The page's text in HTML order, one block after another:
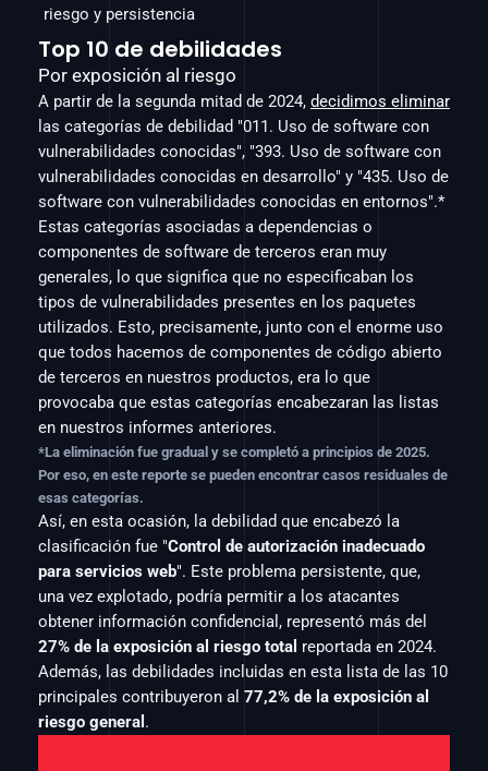
riesgo y persistencia
Top 10 de debilidades
Por exposición al riesgo
A partir de la segunda mitad de 2024, decidimos eliminar
las categorías de debilidad "011. Uso de software con
vulnerabilidades conocidas", "393. Uso de software con
vulnerabilidades conocidas en desarrollo" y "435. Uso de
software con vulnerabilidades conocidas en entornos".*
Estas categorías asociadas a dependencias o
componentes de software de terceros eran muy
generales, lo que significa que no especificaban los
tipos de vulnerabilidades presentes en los paquetes
utilizados. Esto, precisamente, junto con el enorme uso
que todos hacemos de componentes de código abierto
de terceros en nuestros productos, era lo que
provocaba que estas categorías encabezaran las listas
en nuestros informes anteriores.
*La eliminación fue gradual y se completó a principios de 2025.
Por eso, en este reporte se pueden encontrar casos residuales de
esas categorías.
Así, en esta ocasión, la debilidad que encabezó la
clasificación fue "Control de autorización inadecuado
para servicios web". Este problema persistente, que,
una vez explotado, podría permitir a los atacantes
27% de la exposición al riesgo total reportada en 2024.
Además, las debilidades incluidas en esta lista de las 10
principales contribuyeron al 77,2% de la exposición al
riesgo general .